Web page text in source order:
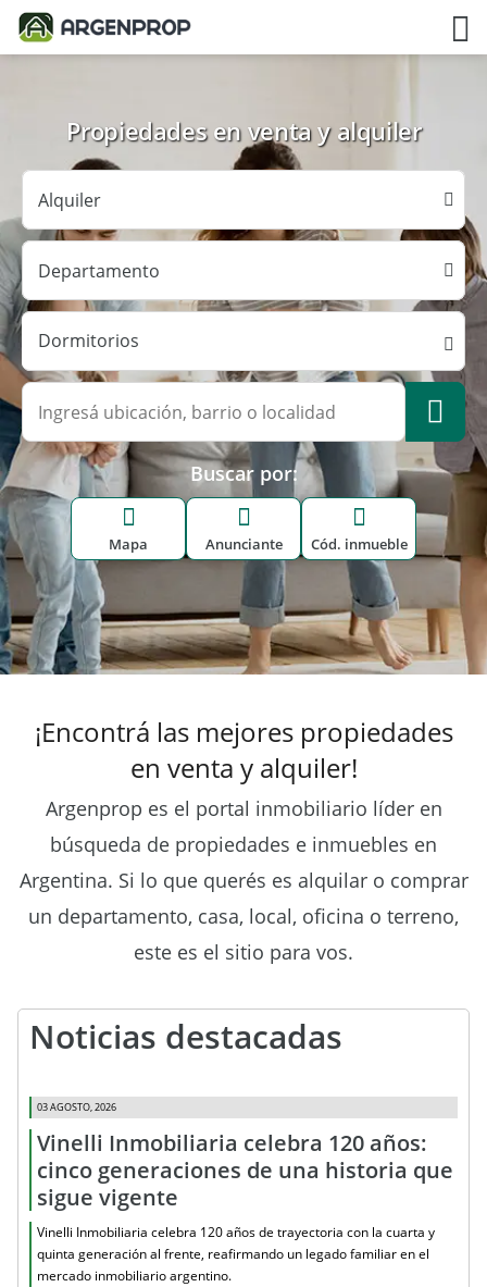
Propiedades en venta y alquiler
Dormitorios
Buscar por:
Mapa Anunciante Cód. inmueble
¡Encontrá las mejores propiedades
en venta y alquiler!
Argenprop es el portal inmobiliario líder en
búsqueda de propiedades e inmuebles en
Argentina. Si lo que querés es alquilar o comprar
un departamento, casa, local, oficina o terreno,
este es el sitio para vos.
Noticias destacadas
03 AGOSTO, 2026
Vinelli Inmobiliaria celebra 120 años:
cinco generaciones de una historia que
sigue vigente
Vinelli Inmobiliaria celebra 120 años de trayectoria con la cuarta y
quinta generación al frente, reafirmando un legado familiar en el
mercado inmobiliario argentino.